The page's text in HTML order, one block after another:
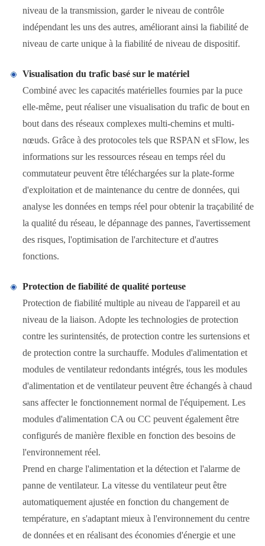
niveau de la transmission, garder le niveau de contrôle
indépendant les uns des autres, améliorant ainsi la fiabilité de
niveau de carte unique à la fiabilité de niveau de dispositif.
Visualisation du trafic basé sur le matériel
Combiné avec les capacités matérielles fournies par la puce
elle-même, peut réaliser une visualisation du trafic de bout en
bout dans des réseaux complexes multi-chemins et multi-
nœuds. Grâce à des protocoles tels que RSPAN et sFlow, les
informations sur les ressources réseau en temps réel du
commutateur peuvent être téléchargées sur la plate-forme
d'exploitation et de maintenance du centre de données, qui
analyse les données en temps réel pour obtenir la traçabilité de
la qualité du réseau, le dépannage des pannes, l'avertissement
des risques, l'optimisation de l'architecture et d'autres
fonctions.
Protection de fiabilité de qualité porteuse
Protection de fiabilité multiple au niveau de l'appareil et au
niveau de la liaison. Adopte les technologies de protection
contre les surintensités, de protection contre les surtensions et
de protection contre la surchauffe. Modules d'alimentation et
modules de ventilateur redondants intégrés, tous les modules
d'alimentation et de ventilateur peuvent être échangés à chaud
sans affecter le fonctionnement normal de l'équipement. Les
modules d'alimentation CA ou CC peuvent également être
configurés de manière flexible en fonction des besoins de
l'environnement réel.
Prend en charge l'alimentation et la détection et l'alarme de
panne de ventilateur. La vitesse du ventilateur peut être
automatiquement ajustée en fonction du changement de
température, en s'adaptant mieux à l'environnement du centre
de données et en réalisant des économies d'énergie et une